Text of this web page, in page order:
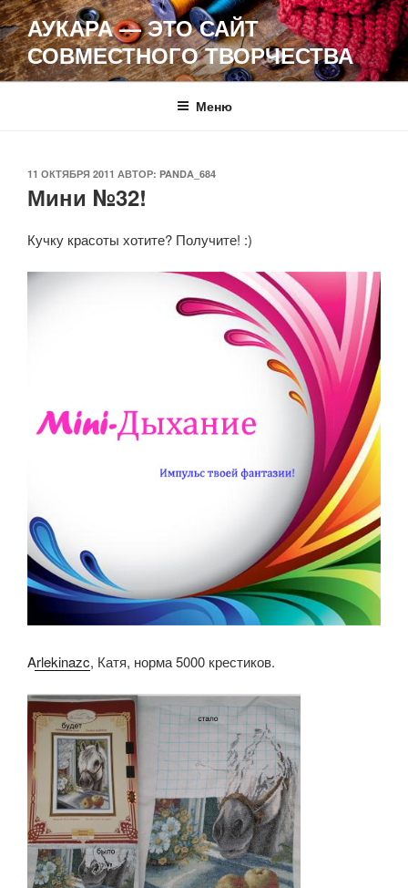
Перейти
к
содержимому
АУКАРА — ЭТО САЙТ
СОВМЕСТНОГО ТВОРЧЕСТВА
Меню
ОПУБЛИКОВАНО
11 ОКТЯБРЯ 2011 АВТОР: PANDA_684
Мини №32!
Кучку красоты хотите? Получите! :)
Arlekinazc, Катя, норма 5000 крестиков.